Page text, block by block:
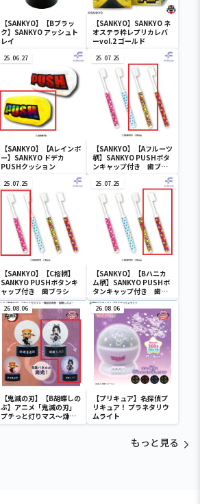
【SANKYO】【Bブラッ
ク】SANKYO アッシュト
レイ
【SANKYO】SANKYO ネ
オステラ枠レプリカレバ
ーvol.2 ゴールド
25.06.27
【SANKYO】【Aレインボ
ー】SANKYO ドデカ
PUSHクッション
25.07.25
【SANKYO】【Aフルーツ
柄】SANKYO PUSHボタ
ンキャップ付き 歯ブラ
25.07.25
【SANKYO】【C桜柄】
SANKYO PUSHボタンキ
ャップ付き 歯ブラシ
25.07.25
【SANKYO】【Bハニカ
ム柄】SANKYO PUSHボ
タンキャップ付き 歯ブ
ラシ
26.08.06
【鬼滅の刃】【B胡蝶しの
ぶ】アニメ「鬼滅の刃」
プチっと灯りマス～煉獄
杏寿郎・胡蝶しのぶ～
26.08.06
【プリキュア】名探偵プ
リキュア！ プラネタリウ
ムライト
もっと見る